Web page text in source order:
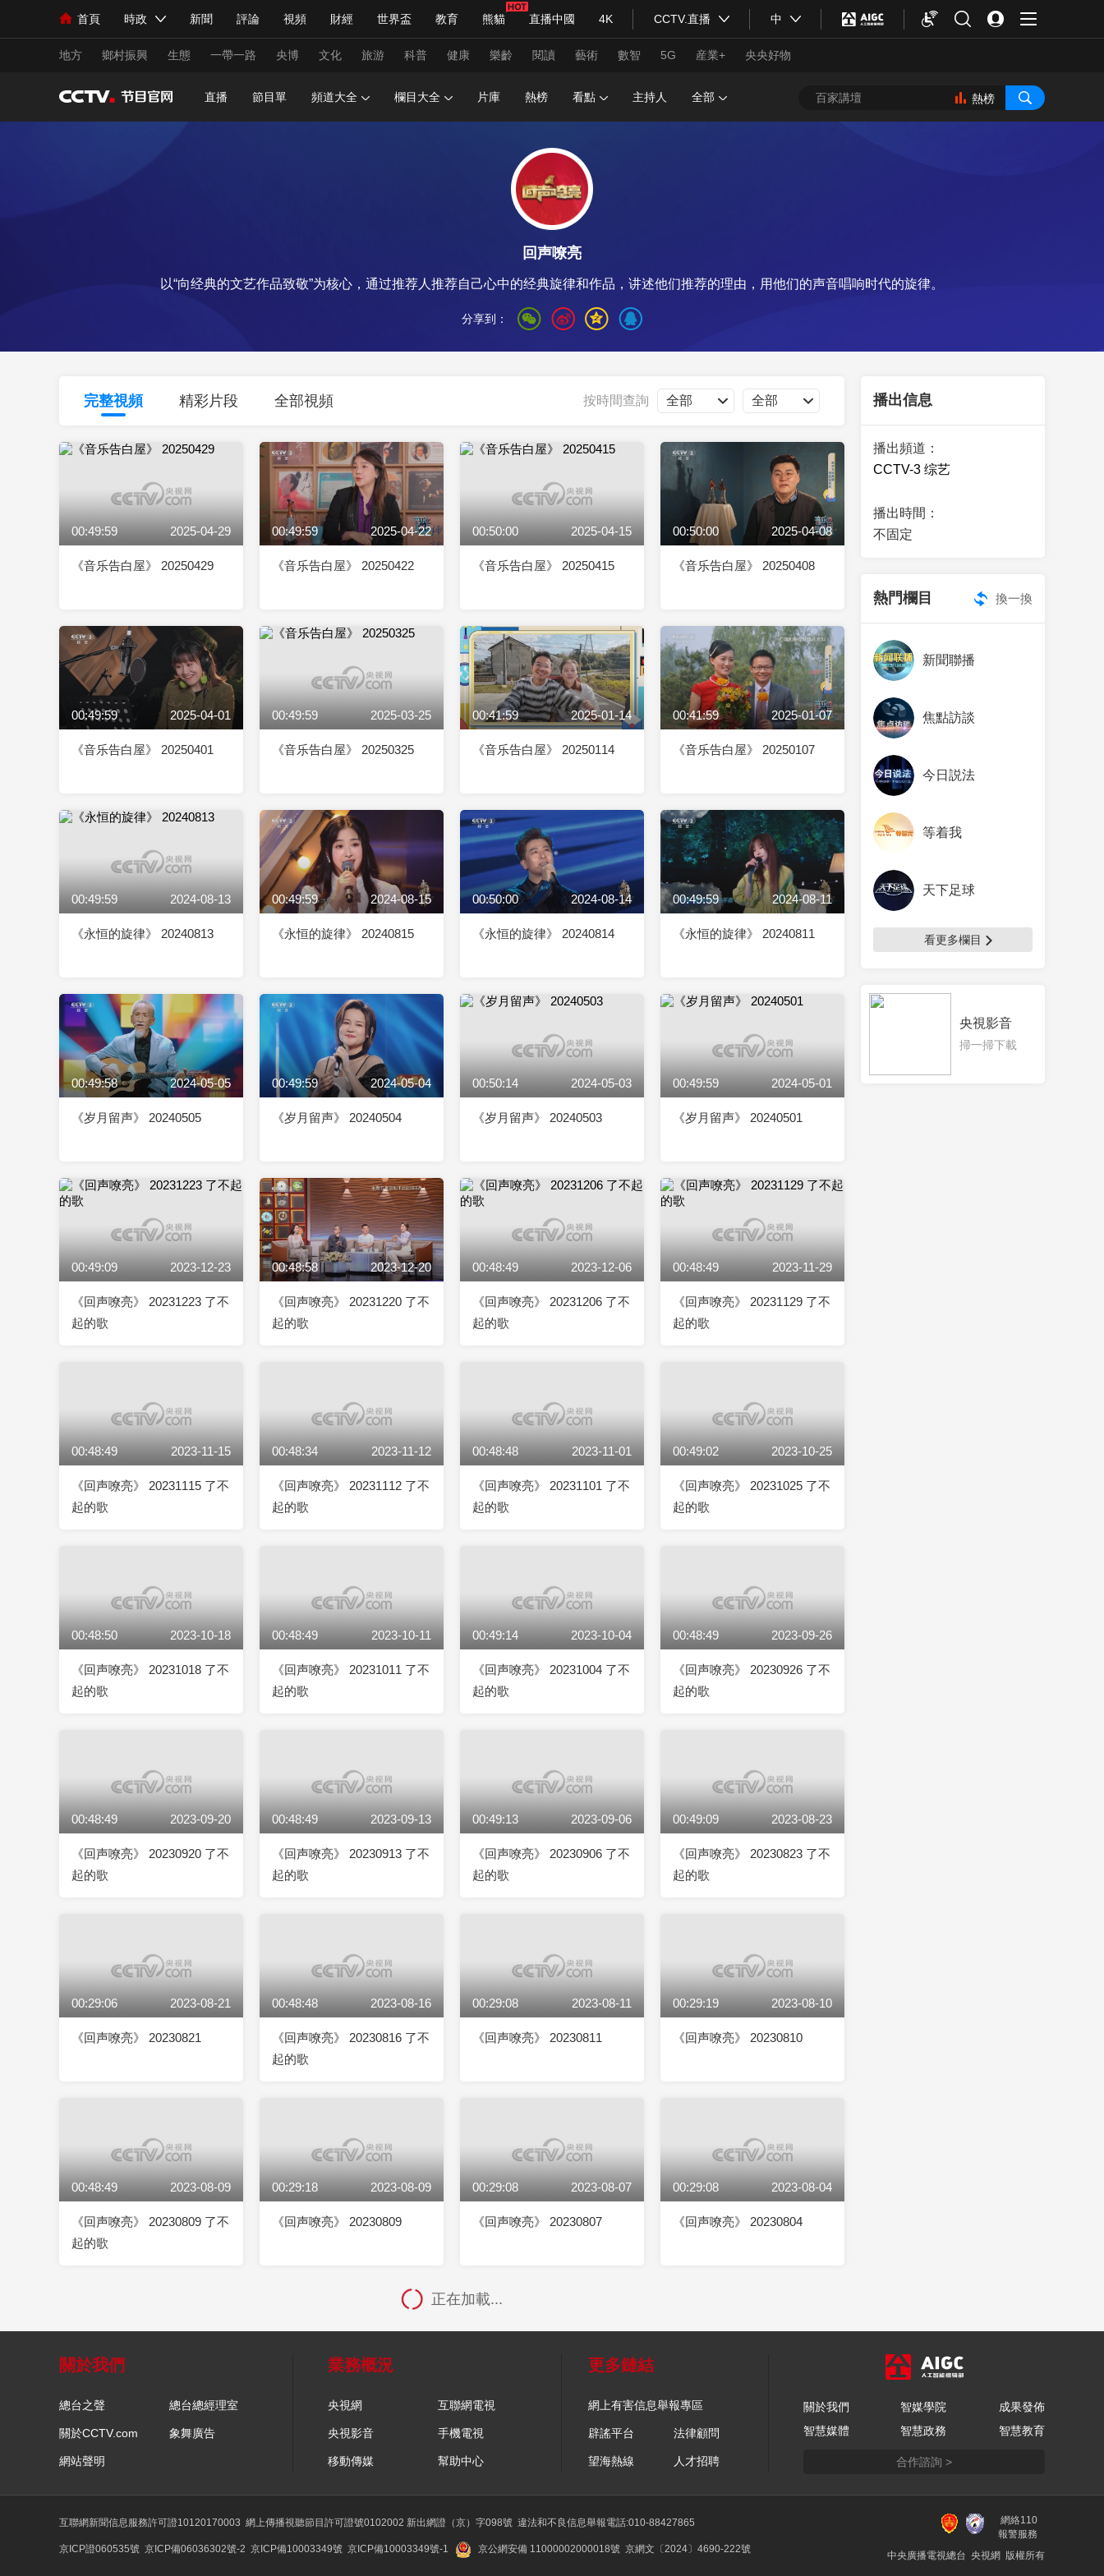
首頁 時政 新聞 評論 視頻 財經 世界盃 教育 熊貓 直播中國 4K CCTV.直播 中
人民領袖習近平 聯播+ 中國領導人 央視快評 習式妙語 熱解讀 天天學習
直播 片庫 欄目大全 節目單 聽音 微視頻 主持人 下載央視影音
海外頻道 iPanda English Монгол
地方 鄉村振興 生態 一帶一路 央博 文化 旅游 科普 健康 樂齡 閱讀 藝術 數智 5G 産業+ 央央好物
人物 公益
央視網評 光華銳評
全景新聞
比劃 快看 藍海中國 新兵請入列 人生第一次 人生第二次
NBA 中超 國足 國際足球
VIP會員 CCTV奧林匹克頻道 生活體育大會 體育江湖 文化體育 冰雪道路 足球道路
財經 教育 鄉村振興 生態環境 一帶一路 科普 健康 樂齡 閱讀 藝術 汽車 數智 5G
網展 央央好物
CCTV.節目官網 直播 節目單 欄目 片庫 收視榜 總台企業白名單
直播 節目單 頻道大全 欄目大全 片庫 熱榜 看點 主持人 全部 熱榜
回声嘹亮
以“向经典的文艺作品致敬”为核心，通过推荐人推荐自己心中的经典旋律和作品，讲述他们推荐的理由，用他们的声音唱响时代的旋律。
分享到：
完整視頻 精彩片段 全部視頻 按時間查詢
00:49:59 2025-04-29
《音乐告白屋》 20250429
00:49:59 2025-04-22
《音乐告白屋》 20250422
00:50:00 2025-04-15
《音乐告白屋》 20250415
00:50:00 2025-04-08
《音乐告白屋》 20250408
00:49:59 2025-04-01
《音乐告白屋》 20250401
00:49:59 2025-03-25
《音乐告白屋》 20250325
00:41:59 2025-01-14
《音乐告白屋》 20250114
00:41:59 2025-01-07
《音乐告白屋》 20250107
00:49:59 2024-08-13
《永恒的旋律》 20240813
00:49:59 2024-08-15
《永恒的旋律》 20240815
00:50:00 2024-08-14
《永恒的旋律》 20240814
00:49:59 2024-08-11
《永恒的旋律》 20240811
00:49:58 2024-05-05
《岁月留声》 20240505
00:49:59 2024-05-04
《岁月留声》 20240504
00:50:14 2024-05-03
《岁月留声》 20240503
00:49:59 2024-05-01
《岁月留声》 20240501
00:49:09 2023-12-23
《回声嘹亮》 20231223 了不
起的歌
00:48:58 2023-12-20
《回声嘹亮》 20231220 了不
起的歌
00:48:49 2023-12-06
《回声嘹亮》 20231206 了不
起的歌
00:48:49 2023-11-29
《回声嘹亮》 20231129 了不
起的歌
00:48:49 2023-11-15
《回声嘹亮》 20231115 了不
起的歌
00:48:34 2023-11-12
《回声嘹亮》 20231112 了不
起的歌
00:48:48 2023-11-01
《回声嘹亮》 20231101 了不
起的歌
00:49:02 2023-10-25
《回声嘹亮》 20231025 了不
起的歌
00:48:50 2023-10-18
《回声嘹亮》 20231018 了不
起的歌
00:48:49 2023-10-11
《回声嘹亮》 20231011 了不
起的歌
00:49:14 2023-10-04
《回声嘹亮》 20231004 了不
起的歌
00:48:49 2023-09-26
《回声嘹亮》 20230926 了不
起的歌
00:48:49 2023-09-20
《回声嘹亮》 20230920 了不
起的歌
00:48:49 2023-09-13
《回声嘹亮》 20230913 了不
起的歌
00:49:13 2023-09-06
《回声嘹亮》 20230906 了不
起的歌
00:49:09 2023-08-23
《回声嘹亮》 20230823 了不
起的歌
00:29:06 2023-08-21
《回声嘹亮》 20230821
00:48:48 2023-08-16
《回声嘹亮》 20230816 了不
起的歌
00:29:08 2023-08-11
《回声嘹亮》 20230811
00:29:19 2023-08-10
《回声嘹亮》 20230810
00:48:49 2023-08-09
《回声嘹亮》 20230809 了不
起的歌
00:29:18 2023-08-09
《回声嘹亮》 20230809
00:29:08 2023-08-07
《回声嘹亮》 20230807
00:29:08 2023-08-04
《回声嘹亮》 20230804
正在加載...
播出信息
播出頻道：
CCTV-3 综艺
播出時間：
不固定
熱門欄目
新聞聯播
焦點訪談
今日説法
等着我
天下足球
換一換
看更多欄目
央視影音
掃一掃下載
關於我們
總台之聲 總台總經理室
關於CCTV.com 象舞廣告
網站聲明
業務概況
央視網 互聯網電視
央視影音 手機電視
移動傳媒 幫助中心
更多鏈結
網上有害信息舉報專區
辟謠平台 法律顧問
望海熱線 人才招聘
關於我們 智媒學院
成果發佈
智慧媒體
智慧政務 智慧教育
合作諮詢 >
互聯網新聞信息服務許可證10120170003 網上傳播視聽節目許可證號0102002 新出網證（京）字098號 違法和不良信息舉報電話:010-88427865
京ICP證060535號 京ICP備06036302號-2 京ICP備10003349號 京ICP備10003349號-1 京公網安備 11000002000018號 京網文〔2024〕4690-222號
網絡110
報警服務
中央廣播電視總台 央視網 版權所有